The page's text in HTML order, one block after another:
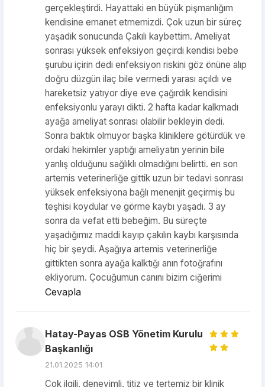
gerçekleştirdi. Hayattaki en büyük pişmanlığım
kendisine emanet etmemizdi. Çok uzun bir süreç
yaşadık sonucunda Çakılı kaybettim. Ameliyat
sonrası yüksek enfeksiyon geçirdi kendisi bebe
şurubu içirin dedi enfeksiyon riskini göz önüne alıp
doğru düzgün ilaç bile vermedi yarası açıldı ve
hareketsiz yatıyor diye eve çağırdık kendisini
enfeksiyonlu yarayı dikti. 2 hafta kadar kalkmadı
ayağa ameliyat sonrası olabilir bekleyin dedi.
Sonra baktık olmuyor başka kliniklere götürdük ve
ordaki hekimler yaptığı ameliyatın yerinin bile
yanlış olduğunu sağlıklı olmadığını belirtti. en son
artemis veterinerliğe gittik uzun bir tedavi sonrası
yüksek enfeksiyona bağlı menenjit geçirmiş bu
teşhisi koydular ve görme kaybı yaşadı. 3 ay
sonra da vefat etti bebeğim. Bu süreçte
yaşadığımız maddi kayıp çakılın kaybı karşısında
hiç bir şeydi. Aşağıya artemis veterinerliğe
gittikten sonra ayağa kalktığı anın fotoğrafını
ekliyorum. Çocuğumun canını bizim ciğerimi
Cevapla
Hatay-Payas OSB Yönetim Kurulu
Başkanlığı
21.01.2025 14:01
Çok ilgili, deneyimli, titiz ve tertemiz bir klinik